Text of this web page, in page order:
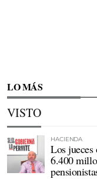
LO MÁS
VISTO
HACIENDA
Los jueces
6.400